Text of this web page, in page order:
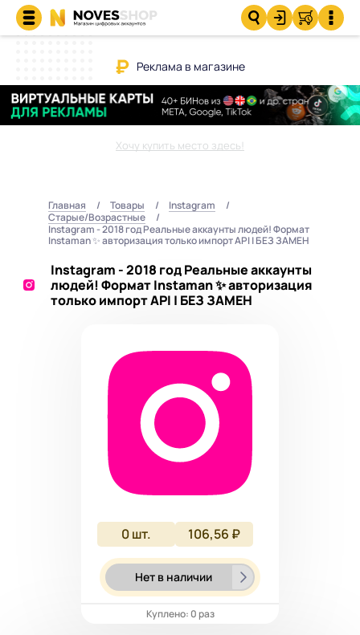
Реклама в магазине
Хочу купить место здесь!
Главная Товары
Instagram
Старые/Возрастные
Instagram - 2018 год Реальные аккаунты людей! Формат
Instaman ✨ авторизация только импорт API | БЕЗ ЗАМЕН
Instagram - 2018 год Реальные аккаунты
людей! Формат Instaman ✨ авторизация
только импорт API | БЕЗ ЗАМЕН
0шт. 106,56 ₽
Нет в наличии
Куплено: 0 раз